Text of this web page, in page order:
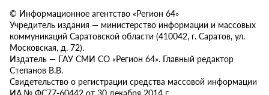
© Информационное агентство «Регион 64»
Учредитель издания — министерство информации и массовых
коммуникаций Саратовской области (410042, г. Саратов, ул.
Московская, д. 72).
Издатель — ГАУ СМИ СО «Регион 64». Главный редактор
Степанов В.В.
Свидетельство о регистрации средства массовой информации
ИА № ФС77-60442 от 30 декабря 2014 г.